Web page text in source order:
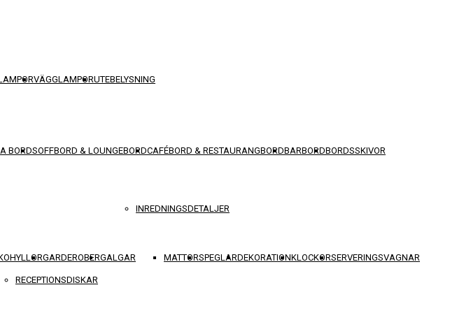
VÄGGLAMPORUTEBELYSNING
BORDSOFFBORD & LOUNGEBORDCAFÉBORD & RESTAURANGBORDBARBORDBORDSSKIVOR
GARDEROBERGALGAR
INREDNINGSDETALJER
MATTORSPEGLARDEKORATIONKLOCKORSERVERINGSVAGNAR
RECEPTIONSDISKAR